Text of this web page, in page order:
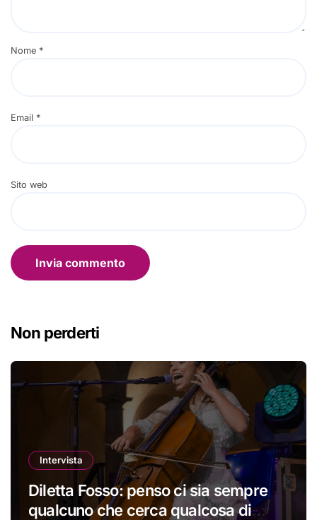
Nome *
Email *
Sito web
Non perderti
Intervista
Diletta Fosso: penso ci sia sempre
qualcuno che cerca qualcosa di